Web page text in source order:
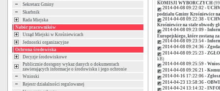
Sekretarz Gminy
Skarbnik
Rada Miejska
Nabór pracowników
Urząd Miejski w Krośniewicach
Jednostki organizacyjne
Ochrona środowiska
Decyzje środowiskowe
Publicznie dostępny wykaz danych o dokumentach
zawierających informacje o środowisku i jego ochronie
Wnioski
Rejestr działalności regulowanej
KOMISJI WYBORCZYCH
2014-04-08 09:22:02 -
podziału Gminy Krośniewice
2014-04-08 09:22:38 -
Krośniewice na stałe obwody
2014-04-08 09:23:09 -
Europejskiego, które zostaną
2014-04-08 09:23:54 -
2014-04-08 09:24:36 -
2014-04-08 09:25:23 -
kB)
2014-04-08 09:25:59 -
2014-04-08 09:26:21 -
2014-04-16 17:22:06 -
2014-04-23 13:58:36 -
2014-04-24 13:14:32 -